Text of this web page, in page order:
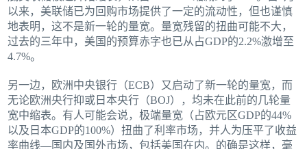
以来，美联储已为回购市场提供了一定的流动性，但也谨慎
地表明，这不是新一轮的量宽。量宽残留的扭曲可能不大，
过去的三年中，美国的预算赤字也已从占GDP的2.2%激增至
4.7%。
另一边，欧洲中央银行（ECB）又启动了新一轮的量宽，而
无论欧洲央行抑或日本央行（BOJ），均未在此前的几轮量
宽中缩表。有人可能会说，极端量宽（占欧元区GDP的44%
以及日本GDP的100%）扭曲了利率市场，并人为压平了收益
率曲线—国内及国外市场，包括美国在内。的确是这样，毫